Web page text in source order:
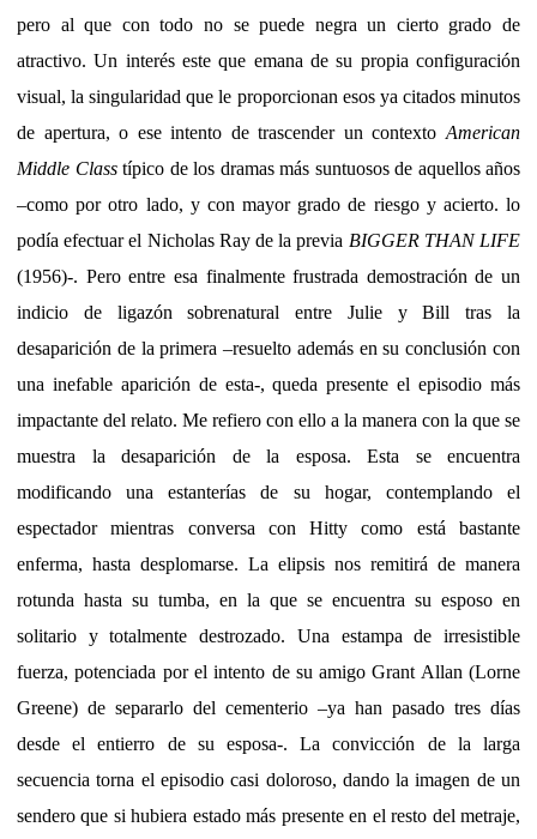
pero al que con todo no se puede negra un cierto grado de
atractivo. Un interés este que emana de su propia configuración
visual, la singularidad que le proporcionan esos ya citados minutos
de apertura, o ese intento de trascender un contexto American
Middle Class típico de los dramas más suntuosos de aquellos años
–como por otro lado, y con mayor grado de riesgo y acierto. lo
podía efectuar el Nicholas Ray de la previa BIGGER THAN LIFE
(1956)-. Pero entre esa finalmente frustrada demostración de un
indicio de ligazón sobrenatural entre Julie y Bill tras la
desaparición de la primera –resuelto además en su conclusión con
una inefable aparición de esta-, queda presente el episodio más
impactante del relato. Me refiero con ello a la manera con la que se
muestra la desaparición de la esposa. Esta se encuentra
modificando una estanterías de su hogar, contemplando el
espectador mientras conversa con Hitty como está bastante
enferma, hasta desplomarse. La elipsis nos remitirá de manera
rotunda hasta su tumba, en la que se encuentra su esposo en
solitario y totalmente destrozado. Una estampa de irresistible
fuerza, potenciada por el intento de su amigo Grant Allan (Lorne
Greene) de separarlo del cementerio –ya han pasado tres días
desde el entierro de su esposa-. La convicción de la larga
secuencia torna el episodio casi doloroso, dando la imagen de un
sendero que si hubiera estado más presente en el resto del metraje,